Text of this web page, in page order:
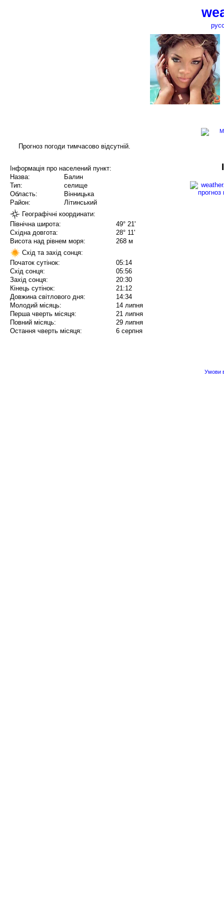
Прогноз погоди тимчасово відсутній.
Інформація про населений пункт:
Назва:
Балин
Тип:
селище
Область:
Вінницька
Район:
Літинський
Географічні координати:
Північна широта:
49° 21'
Східна довгота:
28° 11'
Висота над рівнем моря:
268 м
Схід та захід сонця:
Початок сутінок:
05:14
Схід сонця:
05:56
Захід сонця:
20:30
Кінець сутінок:
21:12
Довжина світлового дня:
14:34
Молодий місяць:
14 липня
Перша чверть місяця:
21 липня
Повний місяць:
29 липня
Остання чверть місяця:
6 серпня
Умови